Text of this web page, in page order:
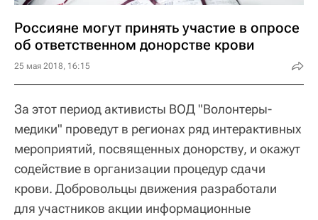
Россияне могут принять участие в опросе
об ответственном донорстве крови
25 мая 2018, 16:15
За этот период активисты ВОД "Волонтеры-
медики" проведут в регионах ряд интерактивных
мероприятий, посвященных донорству, и окажут
содействие в организации процедур сдачи
крови. Добровольцы движения разработали
для участников акции информационные